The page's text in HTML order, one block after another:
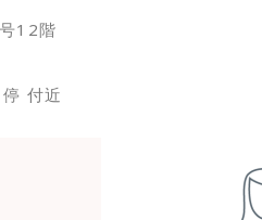
12階
付近